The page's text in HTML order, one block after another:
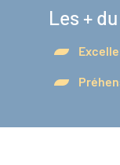
Les +